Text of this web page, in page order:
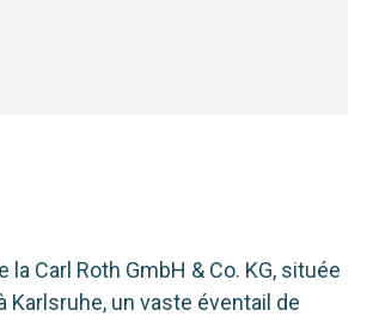
la Carl Roth GmbH & Co. KG, située
Karlsruhe, un vaste éventail de